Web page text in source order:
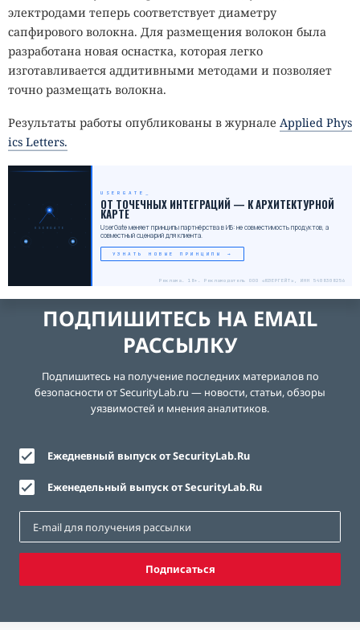
электродами теперь соответствует диаметру
сапфирового волокна. Для размещения волокон была
разработана новая оснастка, которая легко
изготавливается аддитивными методами и позволяет
точно размещать волокна.
Результаты работы опубликованы в журнале Applied Phys
ics Letters.
USERGATE
USERGATE
ОТ ТОЧЕЧНЫХ ИНТЕГРАЦИЙ — К АРХИТЕКТУРНОЙ
КАРТЕ
UserGate меняет принципы партнёрства в ИБ: не совместимость продуктов, а
совместный сценарий для клиента.
УЗНАТЬ НОВЫЕ ПРИНЦИПЫ →
Реклама. 18+. Рекламодатель ООО «ЮЗЕРГЕЙТ», ИНН 5408308256
ПОДПИШИТЕСЬ НА EMAIL
РАССЫЛКУ
Подпишитесь на получение последних материалов по
безопасности от SecurityLab.ru — новости, статьи, обзоры
уязвимостей и мнения аналитиков.
Ежедневный выпуск от SecurityLab.Ru
Еженедельный выпуск от SecurityLab.Ru
Подписаться